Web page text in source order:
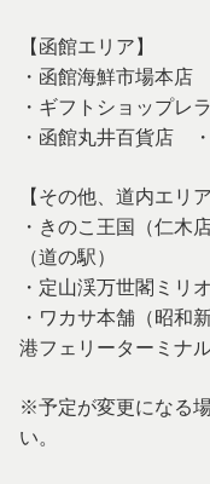
【函館エリア】
・函館海鮮市場本
・ギフトショップレ
・函館丸井百貨店
【その他、道内エリア
・きのこ王国（仁
（道の駅）
・定山渓万世閣ミリ
・ワカサ本舗（昭和
港フェリーターミナル
※予定が変更になる
い。